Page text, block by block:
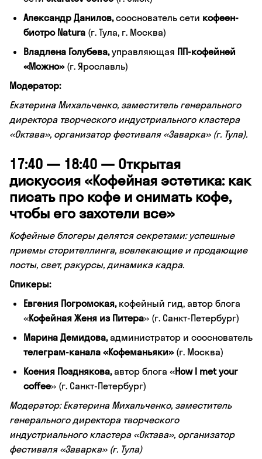
Александр Данилов,сооснователь сети кофеен-
бистро Natura (г. Тула, г. Москва)
Владлена Голубева,управляющая ПП-кофейней
«Можно» (г. Ярославль)
Модератор:
Екатерина Михальченко, заместитель генерального
директора творческого индустриального кластера
«Октава», организатор фестиваля «Заварка» (г. Тула).
17:40 — 18:40 — Открытая
дискуссия «Кофейная эстетика: как
писать про кофе и снимать кофе,
чтобы его захотели все»
Кофейные блогеры делятся секретами: успешные
приемы сторителлинга, вовлекающие и продающие
посты, свет, ракурсы, динамика кадра.
Спикеры:
Евгения Погромская, кофейный гид, автор блога
«Кофейная Женя из Питера» (г. Санкт-Петербург)
Марина Демидова,администратор и сооснователь
телеграм-канала «Кофеманьяки»(г. Москва)
Ксения Позднякова,автор блога «How I met your
coffee» (г. Санкт-Петербург)
Модератор: Екатерина Михальченко, заместитель
генерального директора творческого
индустриального кластера «Октава», организатор
фестиваля «Заварка» (г. Тула)